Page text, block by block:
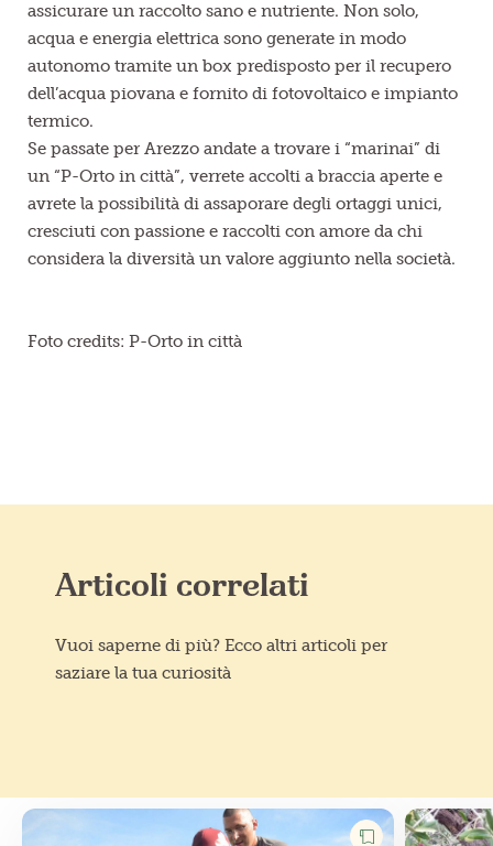
assicurare un raccolto sano e nutriente. Non solo,
acqua e energia elettrica sono generate in modo
autonomo tramite un box predisposto per il recupero
dell’acqua piovana e fornito di fotovoltaico e impianto
termico.
Se passate per Arezzo andate a trovare i “marinai” di
un “P-Orto in città”, verrete accolti a braccia aperte e
avrete la possibilità di assaporare degli ortaggi unici,
cresciuti con passione e raccolti con amore da chi
considera la diversità un valore aggiunto nella società.
Foto credits: P-Orto in città
Articoli correlati
Vuoi saperne di più? Ecco altri articoli per
saziare la tua curiosità